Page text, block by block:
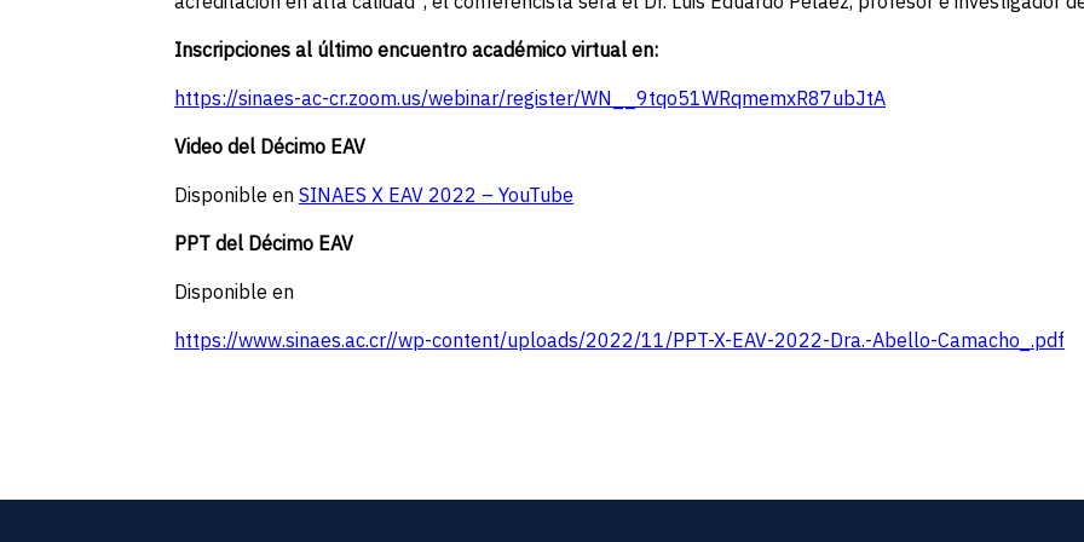
Inscripciones al último encuentro académico virtual en:
https://sinaes-ac-cr.zoom.us/webinar/register/WN__9tqo51WRqmemxR87ubJtA
Video del Décimo EAV
Disponible en SINAES X EAV 2022 – YouTube
PPT del Décimo EAV
Disponible en
https://www.sinaes.ac.cr//wp-content/uploads/2022/11/PPT-X-EAV-2022-Dra.-Abello-Camacho_.pdf